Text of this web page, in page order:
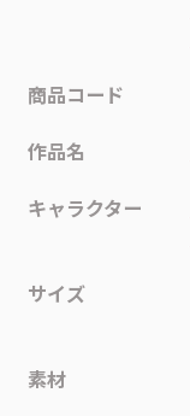
商品コード
作品名
キャラクター
サイズ
素材